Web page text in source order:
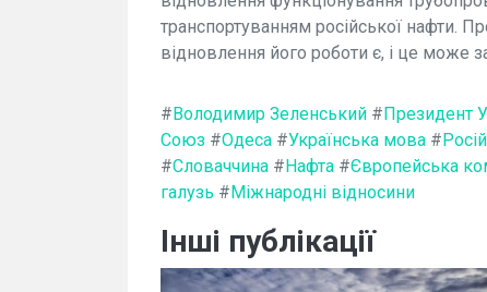
транспортуванням російської нафти.
відновлення його роботи є, і це може
#Володимир Зеленський #Президент
Союз #Одеса #Українська мова #
#Словаччина #Нафта #Європейська
галузь #Міжнародні відносини
Інші публікації